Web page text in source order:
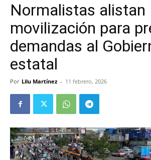
Normalistas alistan
movilización para
demandas al
estatal
Por Lilu Martínez - 11 febrero, 2026